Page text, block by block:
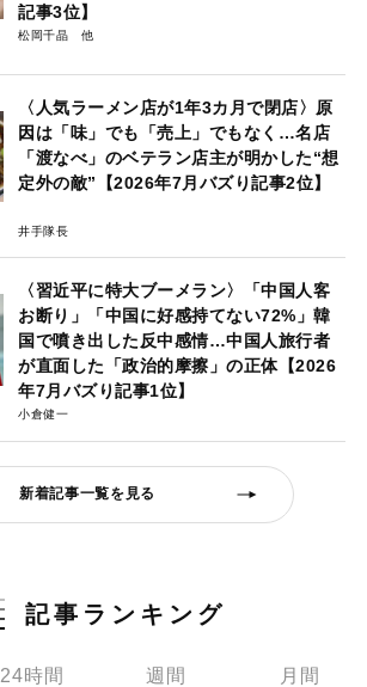
記事3位】
松岡千晶
〈人気ラーメン店が1年3カ月で閉店〉原
因は「味」でも「売上」でもなく…名店
「渡なべ」のベテラン店主が明かした“想
定外の敵”【2026年7月バズり記事2位】
井手隊長
〈習近平に特大ブーメラン〉「中国人客
お断り」「中国に好感持てない72%」韓
国で噴き出した反中感情…中国人旅行者
が直面した「政治的摩擦」の正体【2026
年7月バズり記事1位】
小倉健一
新着記事一覧を見る
記事ランキング
24時間 週間 月間